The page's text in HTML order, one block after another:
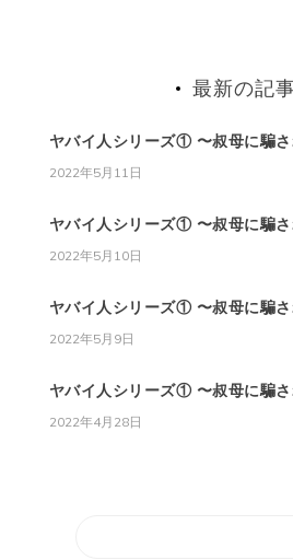
最新の記
ヤバイ人シリーズ① 〜叔母に騙
2022年5月11日
ヤバイ人シリーズ① 〜叔母に騙
2022年5月10日
ヤバイ人シリーズ① 〜叔母に騙
2022年5月9日
ヤバイ人シリーズ① 〜叔母に騙
2022年4月28日